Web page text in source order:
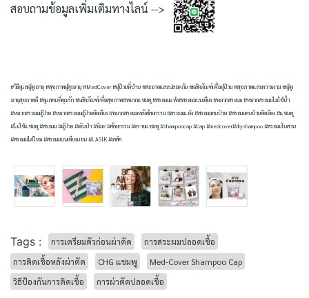
สอบถามข้อมูลเพิ่มเติมทางไลน์ -->
#วิธีดูแลผู้สูงอายุ #สุขภาพผู้สูงอายุ #MedCover #ผู้ป่วยที่บ้าน #สะอาดและปลอดภัย #ผลิตภัณฑ์เพื่อผู้ป่วย #สุขภาพและความงาม #ผู้สูง
อายุสุขภาพดี #ดูแลคนที่คุณรัก #ผลิตภัณฑ์เพื่อสุขภาพ#หมวกแชมพู #สระผมแห้ง#สระผมบนเตียง #หมวกสระผม #หมวกสระผมไม่ใช้น้ำ
#หมวกสระผมผู้ป่วย #หมวกสระผมผู้ป่วยติดเตียง #หมวกสระผมหลังศัลยกรรม #สระผมแห้ง #สระผมคนป่วย #สระผมคนป่วยติดเตียง #แชมพู
#ไม่ใช้แชมพู #สระผม #ผู้ป่วย #เดินป่า #หิมะ #ศัลยกรรม #ดรายแชมพู #shampoocap #cap #medcover#dryshampoo #สระผมในสวน
#สระผมได้ไหม #สระผมบนเตียงนอน #LASIK #เลสิค
Tags : การเตรียมตัวก่อนผ่าตัด
การสระผมปลอดเชื้อ
การติดเชื้อหลังผ่าตัด
CHG แชมพู
Med-Cover Shampoo Cap
วิธีป้องกันการติดเชื้อ
การผ่าตัดปลอดเชื้อ